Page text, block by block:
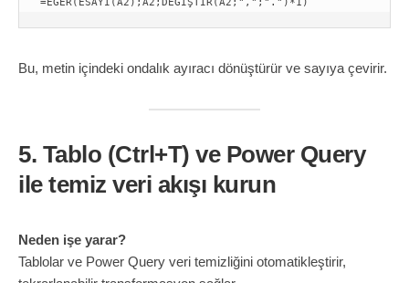
Bu, metin içindeki ondalık ayıracı dönüştürür ve sayıya çevirir.
5. Tablo (Ctrl+T) ve Power Query
ile temiz veri akışı kurun
Neden işe yarar?
Tablolar ve Power Query veri temizliğini otomatikleştirir,